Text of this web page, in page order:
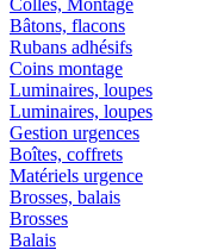
Bâtons, flacons
Rubans adhésifs
Coins montage
Luminaires, loupes
Luminaires, loupes
Gestion urgences
Boîtes, coffrets
Matériels urgence
Brosses, balais
Brosses
Balais